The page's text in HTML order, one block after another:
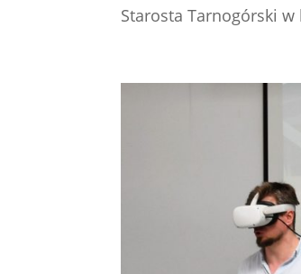
Starosta Tarnogórski w